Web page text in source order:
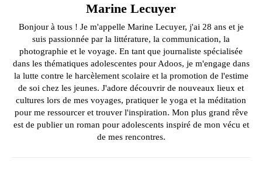
Marine Lecuyer
Bonjour à tous ! Je m'appelle Marine Lecuyer, j'ai 28 ans et je
suis passionnée par la littérature, la communication, la
photographie et le voyage. En tant que journaliste spécialisée
dans les thématiques adolescentes pour Adoos, je m'engage dans
la lutte contre le harcèlement scolaire et la promotion de l'estime
de soi chez les jeunes. J'adore découvrir de nouveaux lieux et
cultures lors de mes voyages, pratiquer le yoga et la méditation
pour me ressourcer et trouver l'inspiration. Mon plus grand rêve
est de publier un roman pour adolescents inspiré de mon vécu et
de mes rencontres.